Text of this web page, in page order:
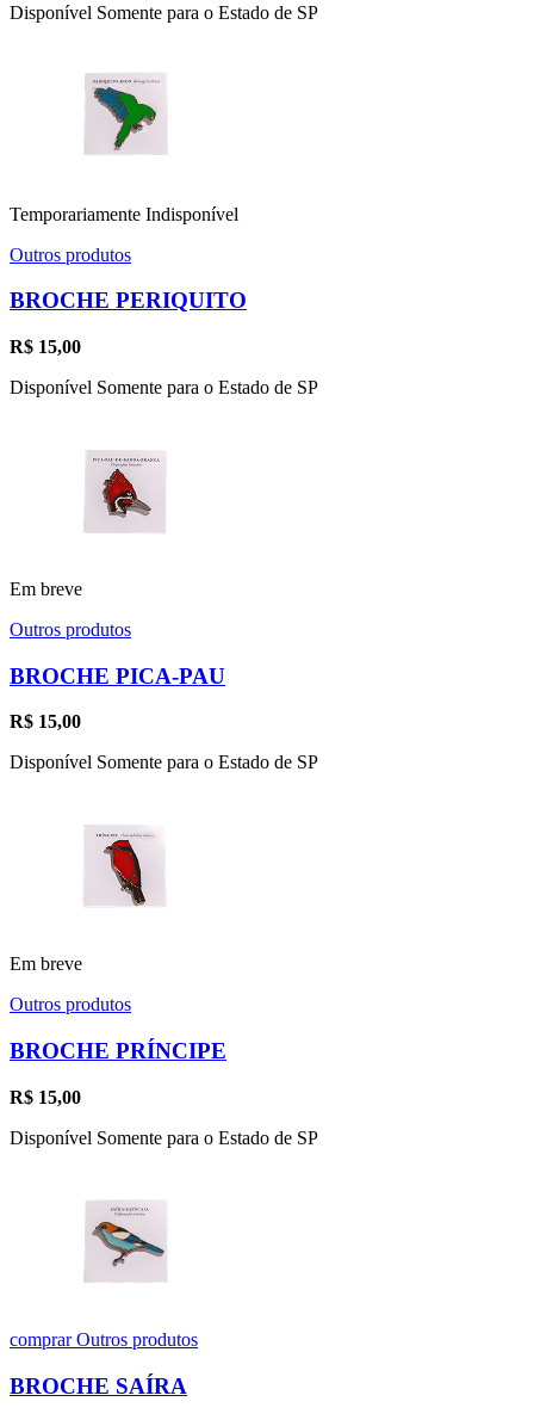
Disponível Somente para o Estado de SP
Temporariamente Indisponível
Outros produtos
BROCHE PERIQUITO
R$ 15,00
Disponível Somente para o Estado de SP
Em breve
Outros produtos
BROCHE PICA-PAU
R$ 15,00
Disponível Somente para o Estado de SP
Em breve
Outros produtos
BROCHE PRÍNCIPE
R$ 15,00
Disponível Somente para o Estado de SP
comprarOutros produtos
BROCHE SAÍRA